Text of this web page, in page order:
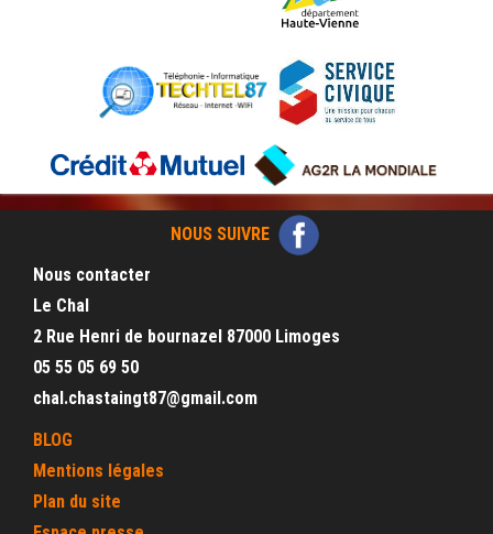
NOUS SUIVRE
Nous contacter
Le Chal
2 Rue Henri de bournazel 87000 Limoges
05 55 05 69 50
chal.chastaingt87@gmail.com
BLOG
Mentions légales
Plan du site